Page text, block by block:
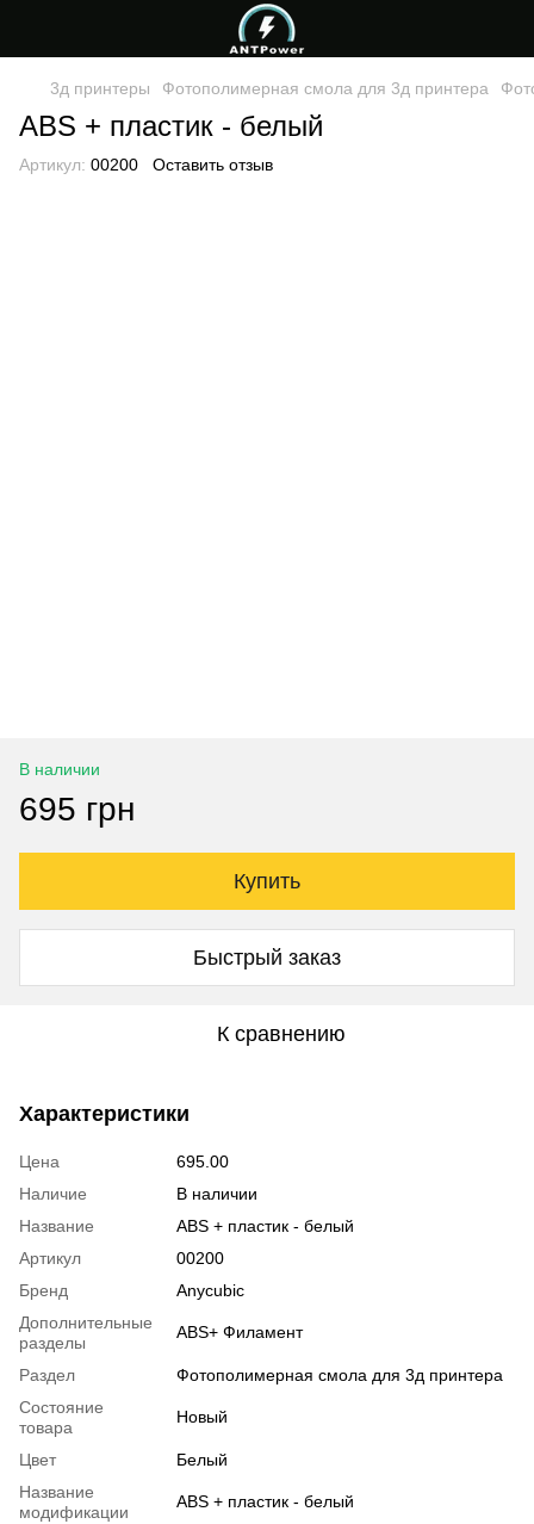
3д принтеры Фотополимерная смола для 3д принтера
ABS + пластик - белый
Артикул: 00200 Оставить отзыв
В наличии
695 грн
Купить
Быстрый заказ
К сравнению
Характеристики
Цена
695.00
Наличие
В наличии
Название
ABS + пластик - белый
Артикул
00200
Бренд
Anycubic
Дополнительные
разделы
ABS+ Филамент
Раздел
Фотополимерная смола для 3д принтера
Состояние
товара
Новый
Цвет
Белый
Название
модификации
ABS + пластик - белый